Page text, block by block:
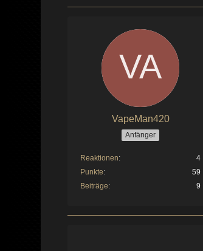
VapeMan420
Anfänger
Reaktionen
4
Punkte
59
Beiträge
9